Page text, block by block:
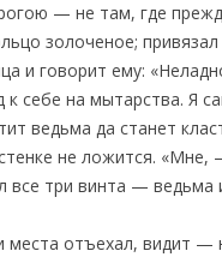
— не там, где
золоченое;
и говорит ему:
себе на мытарства. Я
ведьма да станет
не ложится.
все три винта — ведьма
места отъехал, видит